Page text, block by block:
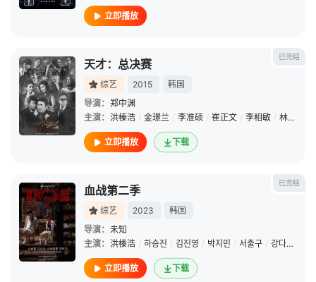
立即播放
已完结
天才：总决赛
综艺 2015
韩国
导演： 郑中渊
主演： 洪榛浩 / 金璟兰 / 李准硕 / 崔正文 / 李相敏 / 林遥焕
立即播放 下载
已完结
血战第二季
综艺 2023
韩国
导演： 未知
主演： 洪榛浩 / 하승진 / 김진영 / 박지민 / 서출구 / 강다온
立即播放 下载